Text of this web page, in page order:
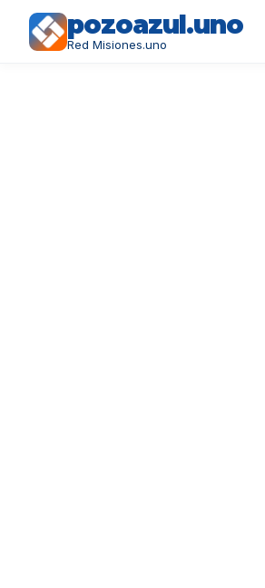
pozoazul.uno
Red Misiones.uno